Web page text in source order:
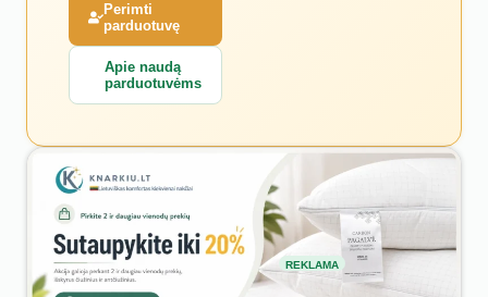
Perimti
parduotuvę
Apie naudą
parduotuvėms
REKLAMA